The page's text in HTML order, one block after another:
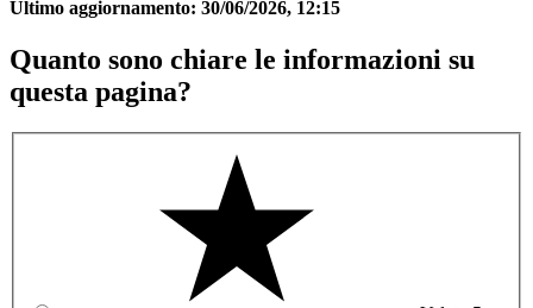
Ultimo aggiornamento: 30/06/2026, 12:15
Quanto sono chiare le informazioni su
questa pagina?